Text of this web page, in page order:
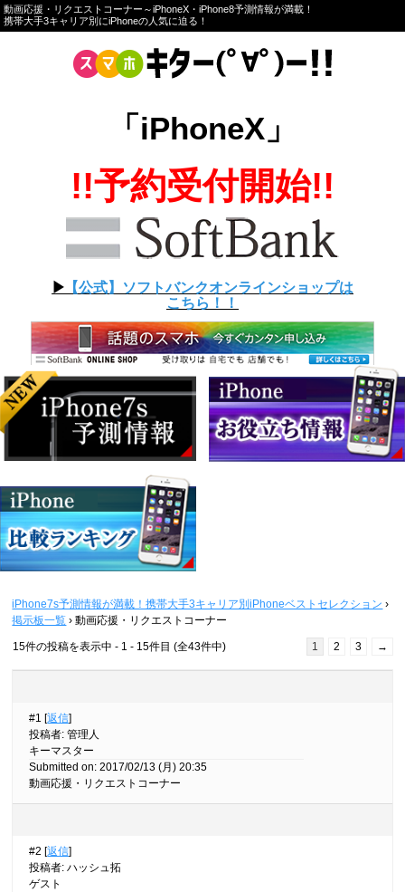
動画応援・リクエストコーナー～iPhoneX・iPhone8予測情報が満載！
携帯大手3キャリア別にiPhoneの人気に迫る！
「iPhoneX」
!!予約受付開始!!
▶︎ 【公式】ソフトバンクオンラインショップは
こちら！！
iPhone7s予測情報が満載！携帯大手3キャリア別iPhoneベストセレクション ›
掲示板一覧 › 動画応援・リクエストコーナー
15件の投稿を表示中 - 1 - 15件目 (全43件中) 1 2 3 →
#1 [返信]
投稿者:管理人
キーマスター
Submitted on: 2017/02/13 (月) 20:35
動画応援・リクエストコーナー
#2 [返信]
投稿者:ハッシュ拓
ゲスト